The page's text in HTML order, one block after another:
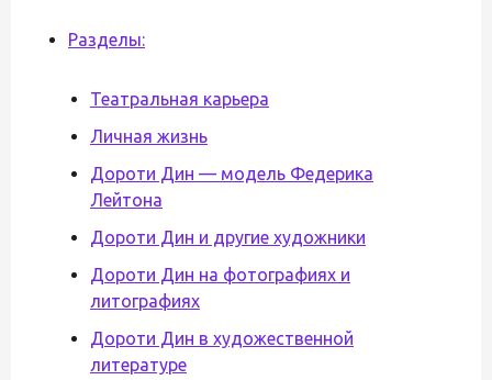
Разделы:
Театральная карьера
Личная жизнь
Дороти Дин — модель Федерика
Лейтона
Дороти Дин и другие художники
Дороти Дин на фотографиях и
литографиях
Дороти Дин в художественной
литературе